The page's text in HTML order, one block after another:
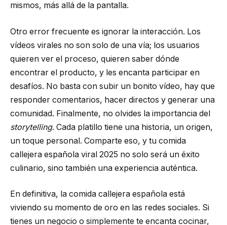
mismos, más allá de la pantalla.
Otro error frecuente es ignorar la interacción. Los
vídeos virales no son solo de una vía; los usuarios
quieren ver el proceso, quieren saber dónde
encontrar el producto, y les encanta participar en
desafíos. No basta con subir un bonito vídeo, hay que
responder comentarios, hacer directos y generar una
comunidad. Finalmente, no olvides la importancia del
storytelling. Cada platillo tiene una historia, un origen,
un toque personal. Comparte eso, y tu comida
callejera española viral 2025 no solo será un éxito
culinario, sino también una experiencia auténtica.
En definitiva, la comida callejera española está
viviendo su momento de oro en las redes sociales. Si
tienes un negocio o simplemente te encanta cocinar,